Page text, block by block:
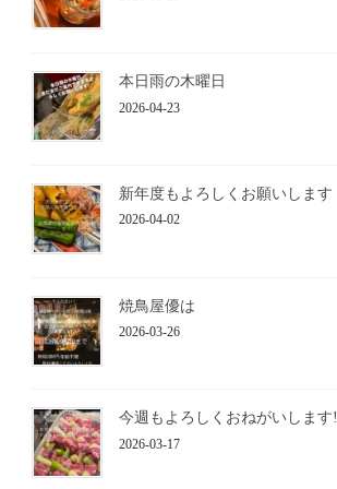
本日雨の木曜日
2026-04-23
新年度もよろしくお願いします
2026-04-02
焼鳥屋優は
2026-03-26
今週もよろしくおねがいします!
2026-03-17